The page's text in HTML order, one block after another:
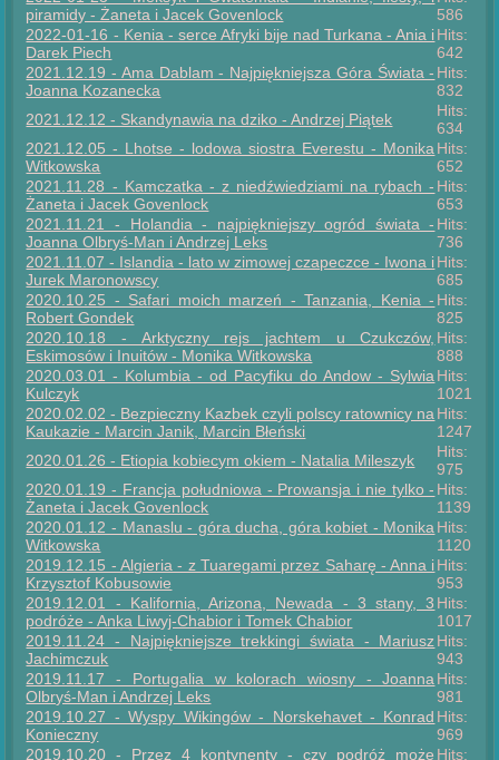
piramidy - Żaneta i Jacek Govenlock
586
2022-01-16 - Kenia - serce Afryki bije nad Turkana - Ania i
Darek Piech
Hits:
642
2021.12.19 - Ama Dablam - Najpiękniejsza Góra Świata -
Joanna Kozanecka
Hits:
832
2021.12.12 - Skandynawia na dziko - Andrzej Piątek
Hits:
634
2021.12.05 - Lhotse - lodowa siostra Everestu - Monika
Witkowska
Hits:
652
2021.11.28 - Kamczatka - z niedźwiedziami na rybach -
Żaneta i Jacek Govenlock
Hits:
653
2021.11.21 - Holandia - najpiękniejszy ogród świata -
Joanna Olbryś-Man i Andrzej Leks
Hits:
736
2021.11.07 - Islandia - lato w zimowej czapeczce - Iwona i
Jurek Maronowscy
Hits:
685
2020.10.25 - Safari moich marzeń - Tanzania, Kenia -
Robert Gondek
Hits:
825
2020.10.18 - Arktyczny rejs jachtem u Czukczów,
Eskimosów i Inuitów - Monika Witkowska
Hits:
888
2020.03.01 - Kolumbia - od Pacyfiku do Andow - Sylwia
Kulczyk
Hits:
1021
2020.02.02 - Bezpieczny Kazbek czyli polscy ratownicy na
Kaukazie - Marcin Janik, Marcin Błeński
Hits:
1247
2020.01.26 - Etiopia kobiecym okiem - Natalia Mileszyk
Hits:
975
2020.01.19 - Francja południowa - Prowansja i nie tylko -
Żaneta i Jacek Govenlock
Hits:
1139
2020.01.12 - Manaslu - góra ducha, góra kobiet - Monika
Witkowska
Hits:
1120
2019.12.15 - Algieria - z Tuaregami przez Saharę - Anna i
Krzysztof Kobusowie
Hits:
953
2019.12.01 - Kalifornia, Arizona, Newada - 3 stany, 3
podróże - Anka Liwyj-Chabior i Tomek Chabior
Hits:
1017
2019.11.24 - Najpiękniejsze trekkingi świata - Mariusz
Jachimczuk
Hits:
943
2019.11.17 - Portugalia w kolorach wiosny - Joanna
Olbryś-Man i Andrzej Leks
Hits:
981
2019.10.27 - Wyspy Wikingów - Norskehavet - Konrad
Konieczny
Hits:
969
2019.10.20 - Przez 4 kontynenty - czy podróż może Hits: